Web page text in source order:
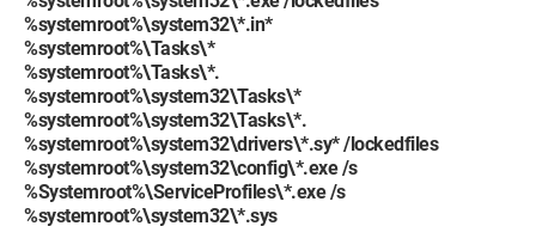
%systemroot%\system32\*.in*
%systemroot%\Tasks\*
%systemroot%\Tasks\*.
%systemroot%\system32\Tasks\*
%systemroot%\system32\Tasks\*.
%systemroot%\system32\drivers\*.sy* /lockedfiles
%systemroot%\system32\config\*.exe /s
%Systemroot%\ServiceProfiles\*.exe /s
%systemroot%\system32\*.sys